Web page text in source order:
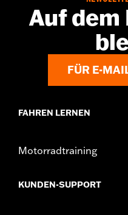
Auf dem
FÜR E-
FAHREN LERNEN
Motorradtraining
KUNDEN-SUPPORT